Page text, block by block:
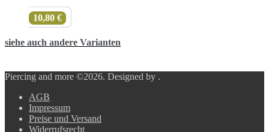
10,80 €
siehe auch andere Varianten
Piercing and more ©2026. Designed by .
AGB
Impressum
Preise und Versand
Widerrufsrecht